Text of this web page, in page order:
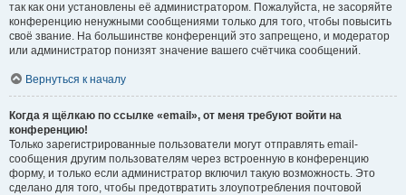
так как они установлены её администратором. Пожалуйста, не засоряйте
конференцию ненужными сообщениями только для того, чтобы повысить
своё звание. На большинстве конференций это запрещено, и модератор
или администратор понизят значение вашего счётчика сообщений.
Вернуться к началу
Когда я щёлкаю по ссылке «email», от меня требуют войти на
конференцию!
Только зарегистрированные пользователи могут отправлять email-
сообщения другим пользователям через встроенную в конференцию
форму, и только если администратор включил такую возможность. Это
сделано для того, чтобы предотвратить злоупотребления почтовой